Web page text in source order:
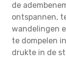
de
ontspannen,
wandelingen
te dompelen
drukte in de